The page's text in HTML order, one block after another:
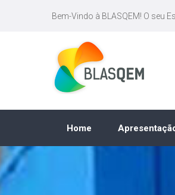
Bem-Vindo à BLASQEM! O seu
Home